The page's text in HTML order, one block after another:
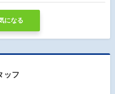
になる
ッフ